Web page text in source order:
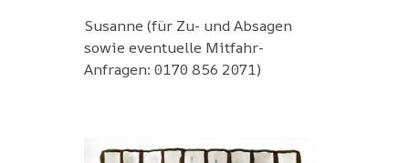
Susanne (für Zu- und Absagen
sowie eventuelle Mitfahr-
Anfragen: 0170 856 2071)